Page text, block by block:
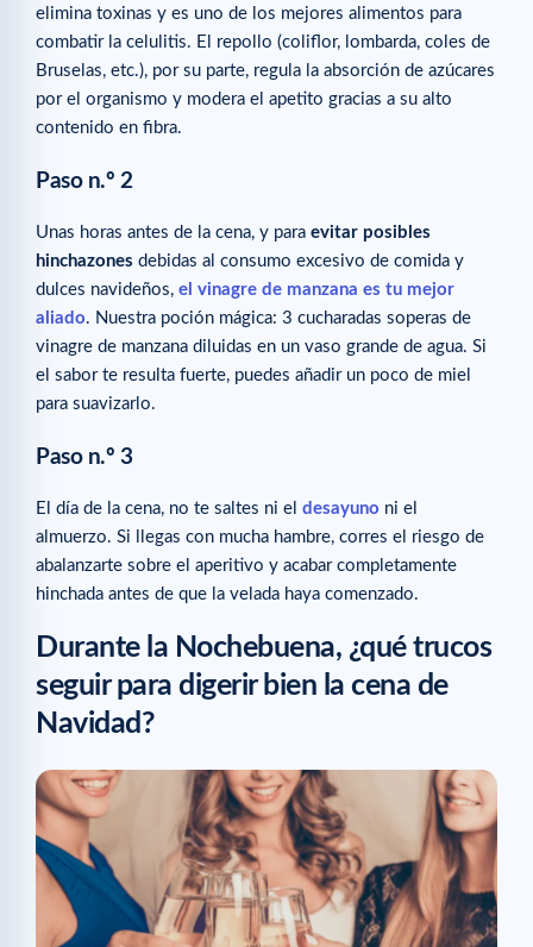
elimina toxinas y es uno de los mejores alimentos para
combatir la celulitis. El repollo (coliflor, lombarda, coles de
Bruselas, etc.), por su parte, regula la absorción de azúcares
por el organismo y modera el apetito gracias a su alto
contenido en fibra.
Paso n.º 2
Unas horas antes de la cena, y para evitar posibles
hinchazones debidas al consumo excesivo de comida y
dulces navideños, el vinagre de manzana es tu mejor
aliado. Nuestra poción mágica: 3 cucharadas soperas de
vinagre de manzana diluidas en un vaso grande de agua. Si
el sabor te resulta fuerte, puedes añadir un poco de miel
para suavizarlo.
Paso n.º 3
El día de la cena, no te saltes ni el desayuno ni el
almuerzo. Si llegas con mucha hambre, corres el riesgo de
abalanzarte sobre el aperitivo y acabar completamente
hinchada antes de que la velada haya comenzado.
Durante la Nochebuena, ¿qué trucos
seguir para digerir bien la cena de
Navidad?